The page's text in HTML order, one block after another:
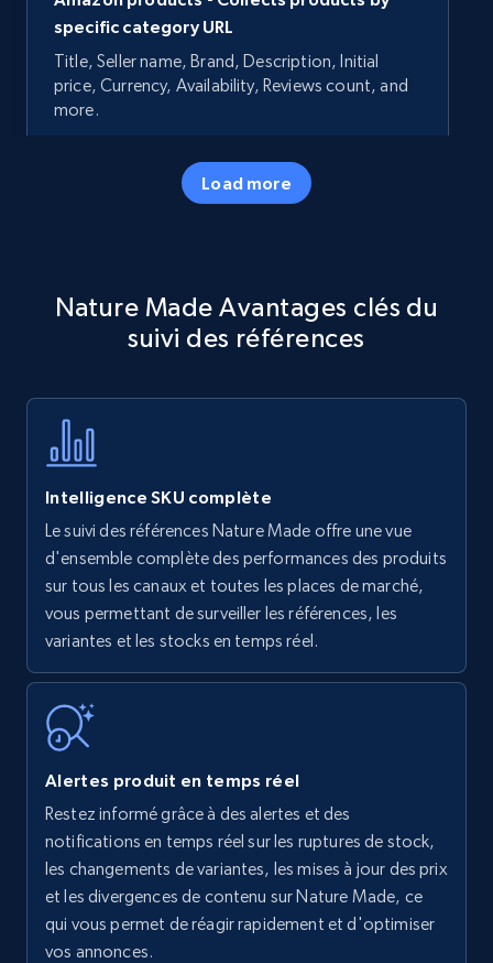
specific category URL
Title, Seller name, Brand, Description, Initial
price, Currency, Availability, Reviews count, and
more.
5.7K+ Commencer
specific keywords
Title, Seller name, Brand, Description, Initial
Amazon products - find products by using
upc numbers
Title, Seller name, Brand, Description, Initial
price, Currency, Availability, Reviews count, and
35.2K+
Amazon Reviews
URL, Product name, Product rating, Product
rating object, Product rating max, Rating,
Author name, Asin, and more.
Load more
Nature Made Avantages clés du
suivi des références
Intelligence SKU complète
Le suivi des références Nature Made offre une vue
d'ensemble complète des performances des produits
sur tous les canaux et toutes les places de marché,
vous permettant de surveiller les références, les
variantes et les stocks en temps réel.
Alertes produit en temps réel
Restez informé grâce à des alertes et des
notifications en temps réel sur les ruptures de stock,
les changements de variantes, les mises à jour des prix
et les divergences de contenu sur Nature Made, ce
qui vous permet de réagir rapidement et d'optimiser
vos annonces.